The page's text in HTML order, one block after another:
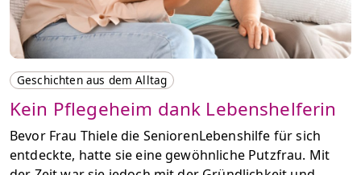
Geschichten aus dem Alltag
Kein Pflegeheim dank Lebenshelferin
Bevor Frau Thiele die SeniorenLebenshilfe für sich
entdeckte, hatte sie eine gewöhnliche Putzfrau. Mit